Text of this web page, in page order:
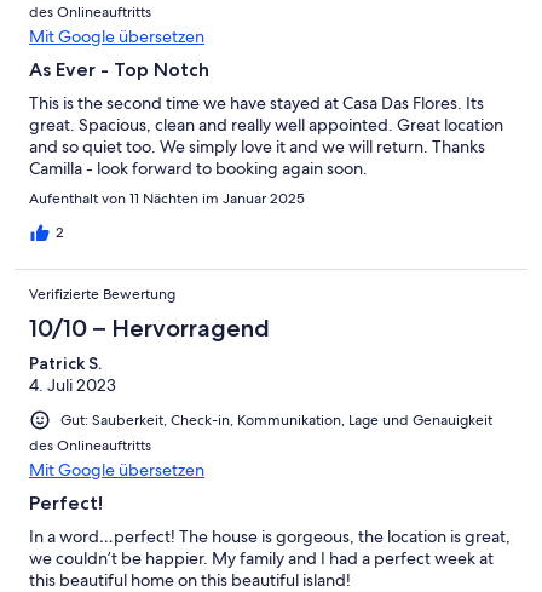
des Onlineauftritts
Mit Google übersetzen
As Ever - Top Notch
This is the second time we have stayed at Casa Das Flores. Its
great. Spacious, clean and really well appointed. Great location
and so quiet too. We simply love it and we will return. Thanks
Camilla - look forward to booking again soon.
Aufenthalt von 11 Nächten im Januar 2025
2
Verifizierte Bewertung
10/10 – Hervorragend
Patrick S.
4. Juli 2023
Gut: Sauberkeit, Check-in, Kommunikation, Lage und Genauigkeit
des Onlineauftritts
Mit Google übersetzen
Perfect!
In a word…perfect! The house is gorgeous, the location is great,
we couldn’t be happier. My family and I had a perfect week at
this beautiful home on this beautiful island!